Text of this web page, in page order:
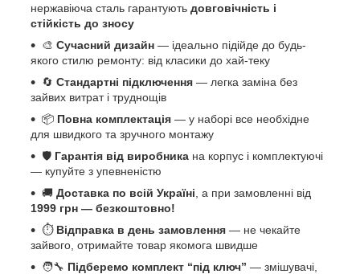
нержавіюча сталь гарантують довговічність і
стійкість до зносу
🎨 Сучасний дизайн — ідеально підійде до будь-
якого стилю ремонту: від класики до хай-теку
🔄 Стандартні підключення — легка заміна без
зайвих витрат і труднощів
📦 Повна комплектація — у наборі все необхідне
для швидкого та зручного монтажу
🛡️ Гарантія від виробника на корпус і комплектуючі
— купуйте з упевненістю
🚚 Доставка по всій Україні , а при замовленні від
1999 грн — безкоштовно!
⏱️ Відправка в день замовлення — не чекайте
зайвого, отримайте товар якомога швидше
🧑‍🔧 Підберемо комплект “під ключ” — змішувачі,